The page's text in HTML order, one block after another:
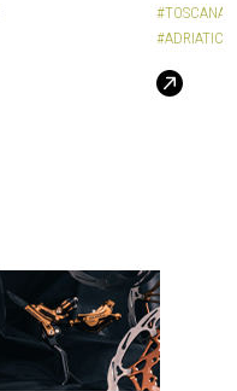
#TOSCANA
#ADRIATICO